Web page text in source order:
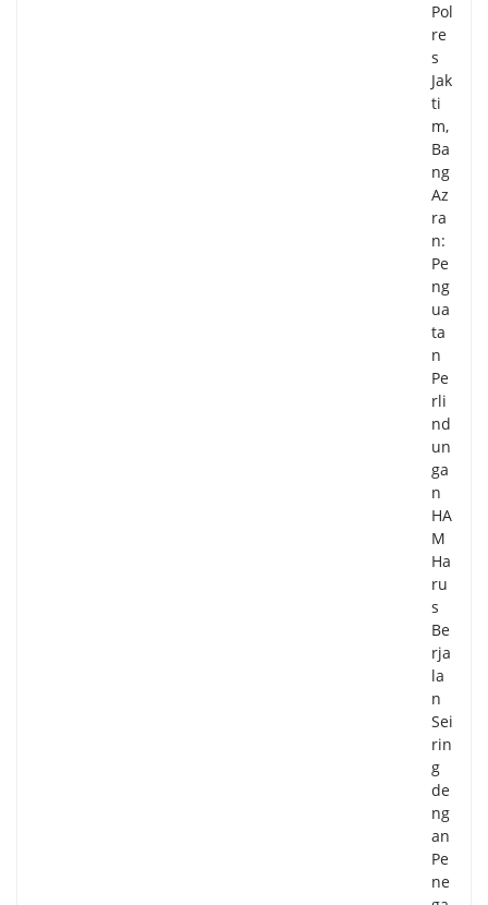
Pol
re
s
Jak
ti
m,
Ba
ng
Az
ra
n:
Pe
ng
ua
ta
n
Pe
rli
nd
un
ga
n
HA
M
Ha
ru
s
Be
rja
la
n
Sei
rin
g
de
ng
an
Pe
ne